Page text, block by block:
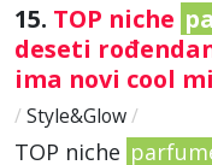
15. TOP niche
deseti
ima novi cool
/ Style&Glow/
TOP niche